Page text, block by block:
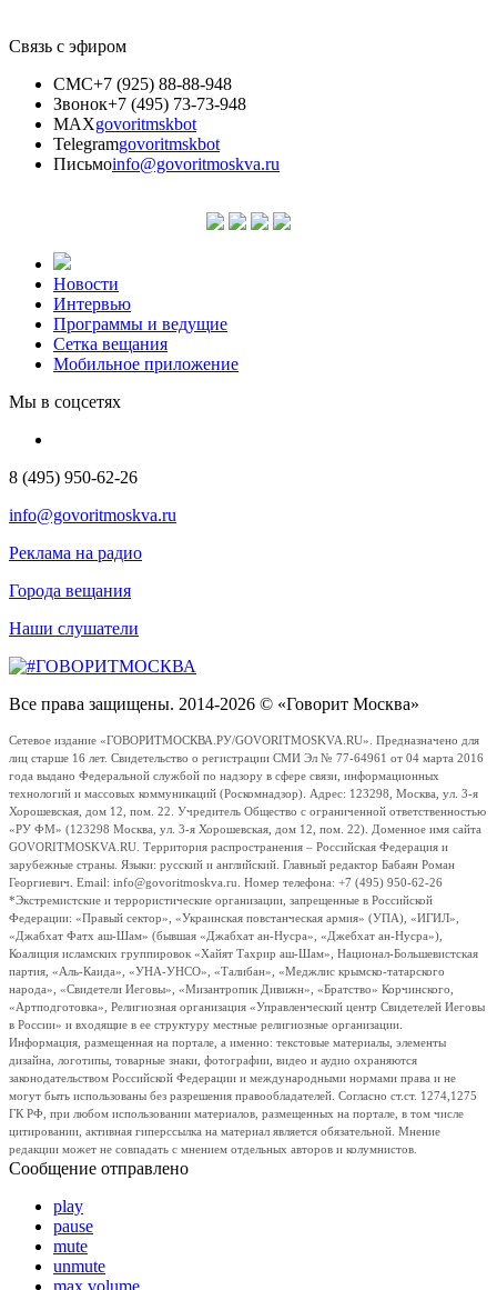
Связь с эфиром
СМС+7 (925) 88-88-948
Звонок+7 (495) 73-73-948
MAXgovoritmskbot
Telegramgovoritmskbot
Письмоinfo@govoritmoskva.ru
Новости
Интервью
Программы и ведущие
Сетка вещания
Мобильное приложение
Мы в соцсетях
8 (495) 950-62-26
info@govoritmoskva.ru
Реклама на радио
Города вещания
Наши слушатели
Все права защищены. 2014-2026 © «Говорит Москва»
Сетевое издание «ГОВОРИТМОСКВА.РУ/GOVORITMOSKVA.RU». Предназначено для
лиц старше 16 лет. Свидетельство о регистрации СМИ Эл № 77-64961 от 04 марта 2016
года выдано Федеральной службой по надзору в сфере связи, информационных
технологий и массовых коммуникаций (Роскомнадзор). Адрес: 123298, Москва, ул. 3-я
Хорошевская, дом 12, пом. 22. Учредитель Общество с ограниченной ответственностью
«РУ ФМ» (123298 Москва, ул. 3-я Хорошевская, дом 12, пом. 22). Доменное имя сайта
GOVORITMOSKVA.RU. Территория распространения – Российская Федерация и
зарубежные страны. Языки: русский и английский. Главный редактор Бабаян Роман
Георгиевич. Email: info@govoritmoskva.ru. Номер телефона: +7 (495) 950-62-26
*Экстремистские и террористические организации, запрещенные в Российской
Федерации: «Правый сектор», «Украинская повстанческая армия» (УПА), «ИГИЛ»,
«Джабхат Фатх аш-Шам» (бывшая «Джабхат ан-Нусра», «Джебхат ан-Нусра»),
Коалиция исламских группировок «Хайят Тахрир аш-Шам», Национал-Большевистская
партия, «Аль-Каида», «УНА-УНСО», «Талибан», «Меджлис крымско-татарского
народа», «Свидетели Иеговы», «Мизантропик Дивижн», «Братство» Корчинского,
«Артподготовка», Религиозная организация «Управленческий центр Свидетелей Иеговы
в России» и входящие в ее структуру местные религиозные организации.
Информация, размещенная на портале, а именно: текстовые материалы, элементы
дизайна, логотипы, товарные знаки, фотографии, видео и аудио охраняются
законодательством Российской Федерации и международными нормами права и не
могут быть использованы без разрешения правообладателей. Согласно ст.ст. 1274,1275
ГК РФ, при любом использовании материалов, размещенных на портале, в том числе
цитировании, активная гиперссылка на материал является обязательной. Мнение
редакции может не совпадать с мнением отдельных авторов и колумнистов.
Сообщение отправлено
play
pause
mute
unmute
max volume